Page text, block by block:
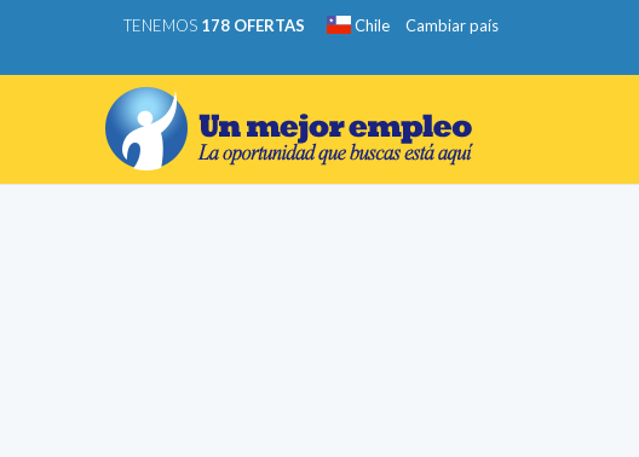
TENEMOS 178 OFERTAS Chile Cambiar país